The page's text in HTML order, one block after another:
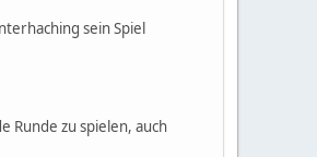
sein Spiel
Runde zu spielen, auch